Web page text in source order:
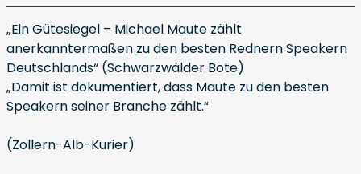
„Ein Gütesiegel – Michael Maute zählt
anerkanntermaßen zu den besten Rednern Speakern
Deutschlands“ (Schwarzwälder Bote)
„Damit ist dokumentiert, dass Maute zu den besten
Speakern seiner Branche zählt.“
(Zollern-Alb-Kurier)